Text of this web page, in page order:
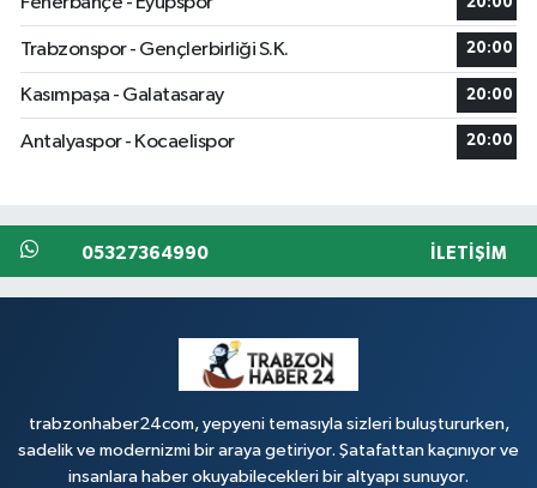
Trabzonspor - Gençlerbirliği S.K. 20:00
Kasımpaşa - Galatasaray 20:00
Antalyaspor - Kocaelispor 20:00
05327364990 İLETIŞIM
trabzonhaber24com, yepyeni temasıyla sizleri buluştururken,
sadelik ve modernizmi bir araya getiriyor. Şatafattan kaçınıyor ve
insanlara haber okuyabilecekleri bir altyapı sunuyor.